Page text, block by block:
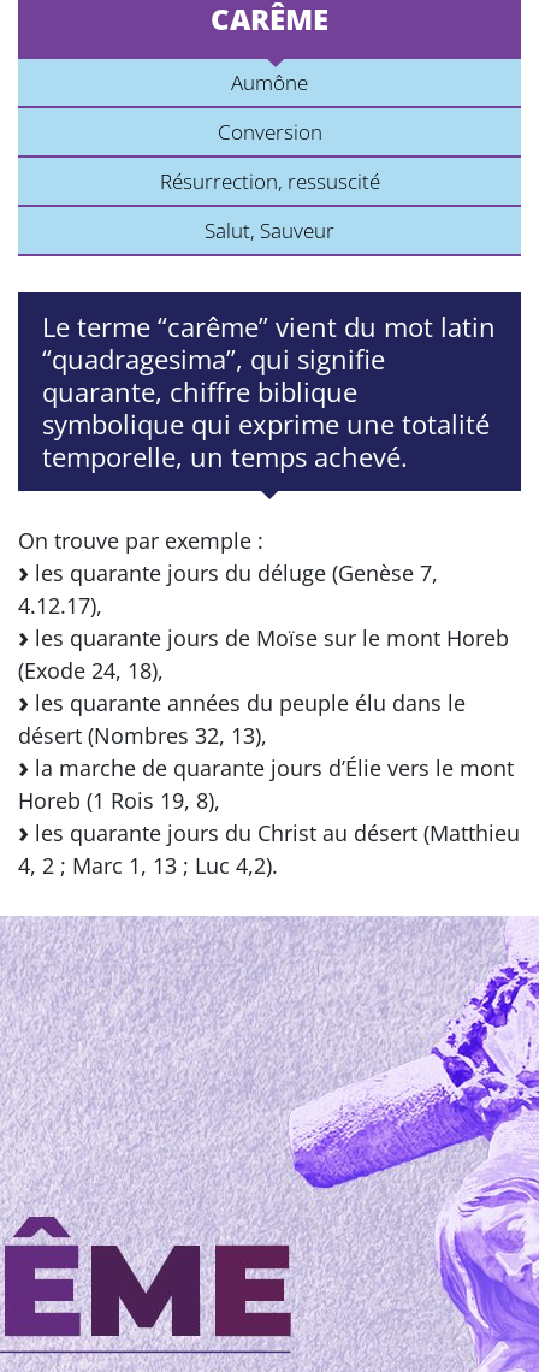
CARÊME
Aumône
Conversion
Résurrection, ressuscité
Salut, Sauveur
Le terme “carême” vient du mot latin
“quadragesima”, qui signifie
quarante, chiffre biblique
symbolique qui exprime une totalité
temporelle, un temps achevé.
On trouve par exemple :
les quarante jours du déluge (Genèse 7,
4.12.17),
les quarante jours de Moïse sur le mont Horeb
(Exode 24, 18),
les quarante années du peuple élu dans le
désert (Nombres 32, 13),
la marche de quarante jours d’Élie vers le mont
Horeb (1 Rois 19, 8),
les quarante jours du Christ au désert (Matthieu
4, 2 ; Marc 1, 13 ; Luc 4,2).